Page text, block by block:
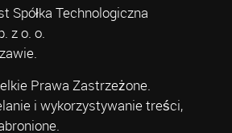
Spółka Technologiczna
z o. o.
Prawa Zastrzeżone.
i wykorzystywanie treści,